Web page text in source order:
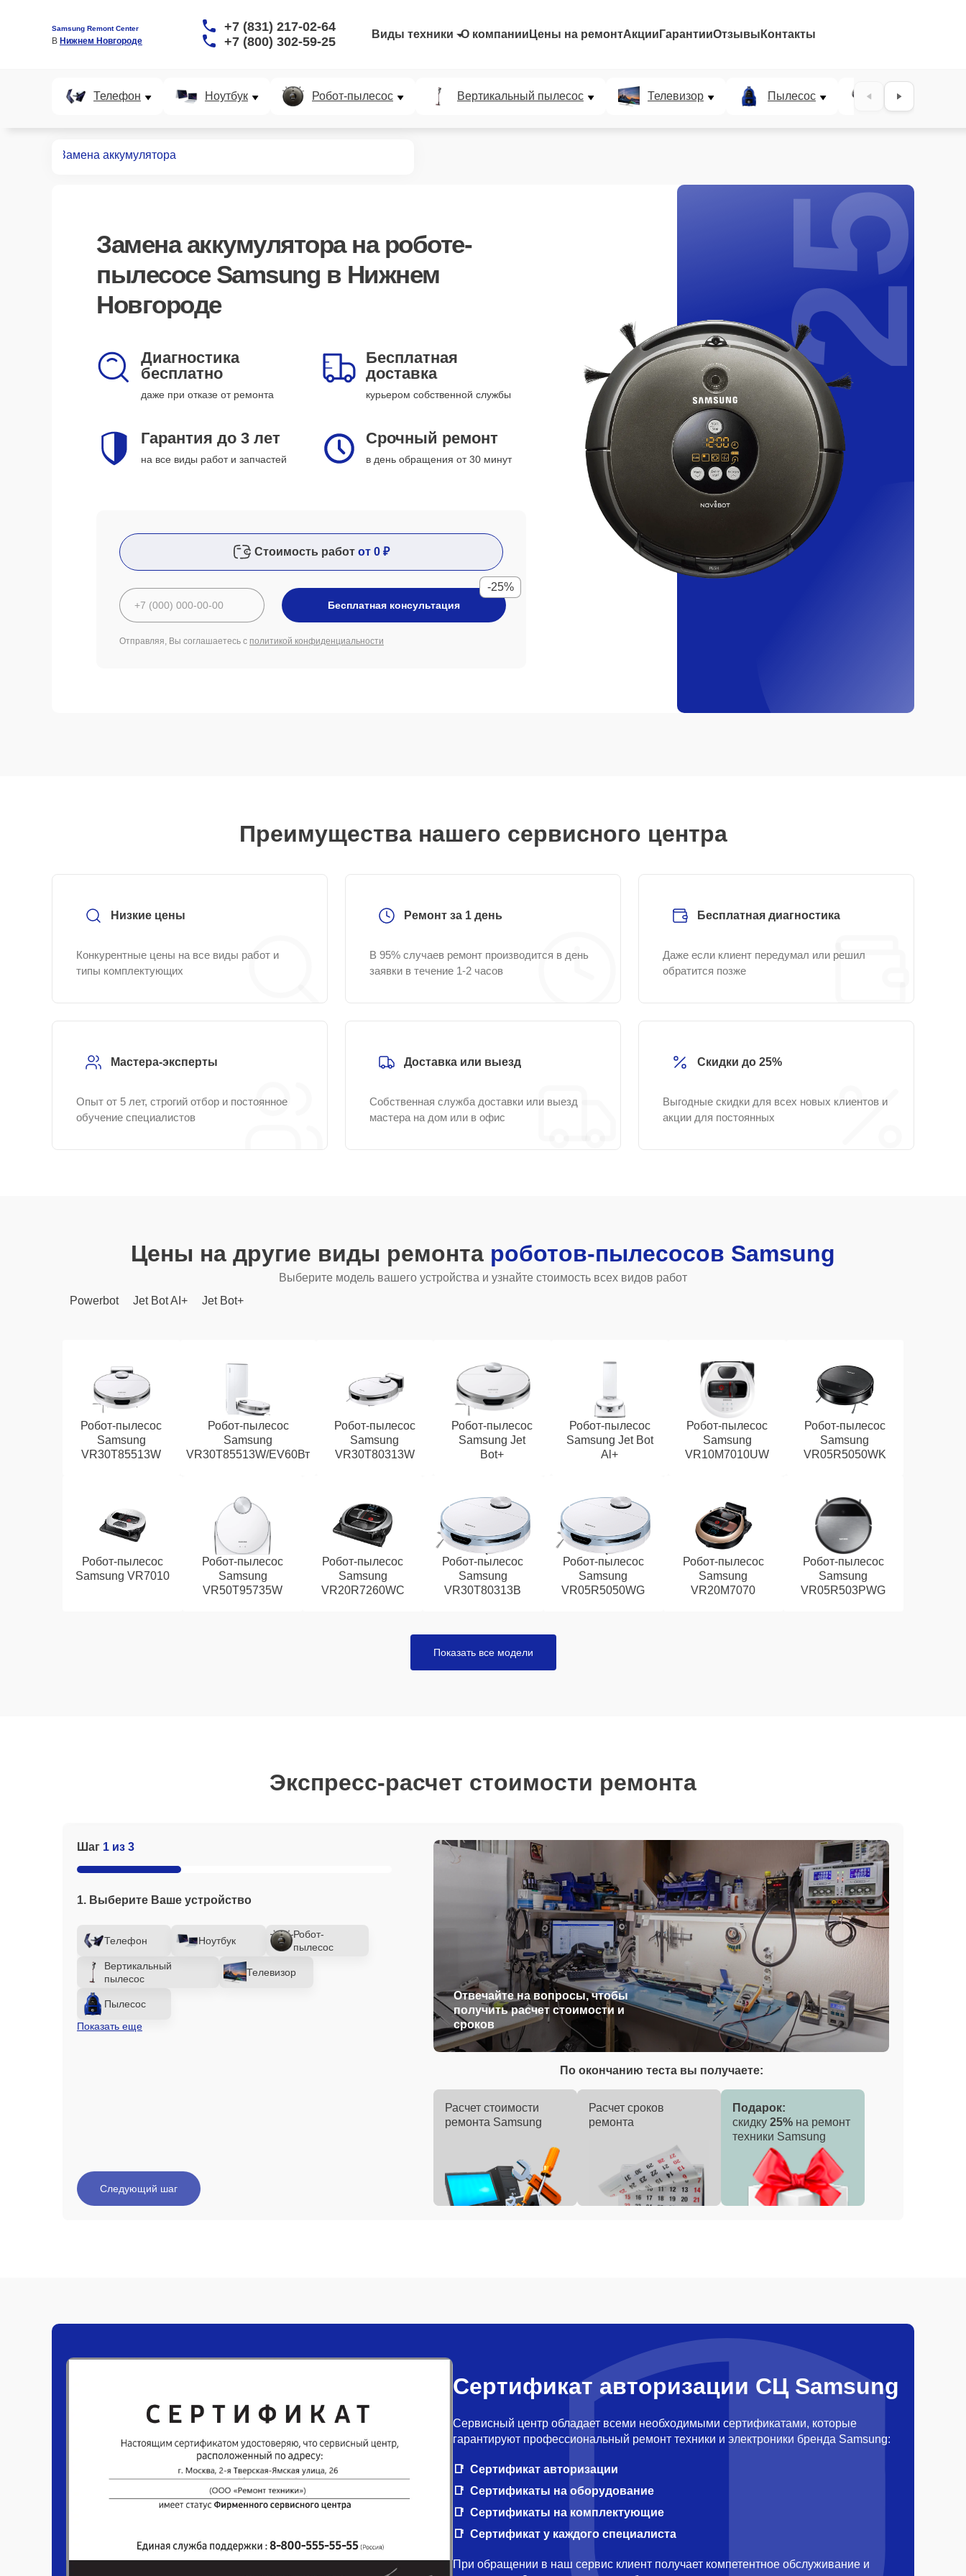
Samsung Remont Center
В Нижнем Новгороде
+7 (831) 217-02-64
+7 (800) 302-59-25
Виды техники О компании Цены на ремонтАкции ГарантииОтзывы Контакты
Телефон Ноутбук Робот-пылесос Вертикальный пылесос Телевизор Пылесос Проектор
Замена аккумулятора
Замена аккумуляторана роботе-
пылесосе Samsung в Нижнем
Новгороде
Диагностика
бесплатно
даже при отказе от ремонта
Бесплатная
доставка
курьером собственной службы
Гарантия до 3 лет
на все виды работ и запчастей
Срочный ремонт
в день обращения от 30 минут
Стоимость работ от 0 ₽
Бесплатная консультация
-25%
Отправляя, Вы соглашаетесь с политикой конфиденциальности
25%
Преимущества нашего сервисного центра
Низкие цены
Конкурентные цены на все виды работ и
типы комплектующих
Ремонт за 1 день
В 95% случаев ремонт производится в день
заявки в течение 1-2 часов
Бесплатная диагностика
Даже если клиент передумал или решил
обратится позже
Мастера-эксперты
Опыт от 5 лет, строгий отбор и постоянное
обучение специалистов
Доставка или выезд
Собственная служба доставки или выезд
мастера на дом или в офис
Скидки до 25%
Выгодные скидки для всех новых клиентов и
акции для постоянных
Цены на другие виды ремонта роботов-пылесосов Samsung
Выберите модель вашего устройства и узнайте стоимость всех видов работ
Powerbot
Jet Bot AI+ Jet Bot+
Робот-пылесос
Samsung
VR30T85513W
Робот-пылесос
Samsung
VR30T85513W/EV60Вт
Робот-пылесос
Samsung
VR30T80313W
Робот-пылесос
Samsung Jet
Bot+
Робот-пылесос
Samsung Jet Bot
Al+
Робот-пылесос
Samsung
VR10M7010UW
Робот-пылесос
Samsung
VR05R5050WK
Робот-пылесос
Samsung VR7010
Робот-пылесос
Samsung
VR50T95735W
Робот-пылесос
Samsung
VR20R7260WC
Робот-пылесос
Samsung
VR30T80313B
Робот-пылесос
Samsung
VR05R5050WG
Робот-пылесос
Samsung
VR20M7070
Робот-пылесос
Samsung
VR05R503PWG
Показать все модели
Экспресс-расчет стоимости ремонта
Шаг 1 из 3
1. Выберите Ваше устройство
Телефон Ноутбук
Робот-
пылесос
Вертикальный
пылесос
Телевизор
Пылесос
Показать еще
Отвечайте на вопросы, чтобы
получить расчет стоимости и
сроков
Следующий шаг
По окончанию теста вы получаете:
Расчет стоимости
ремонта Samsung
Расчет сроков
ремонта
Подарок:
скидку 25% на ремонт
техники Samsung
Сертификат авторизации СЦ Samsung
Сервисный центр обладает всеми необходимыми сертификатами, которые
гарантируют профессиональный ремонт техники и электроники бренда Samsung:
Сертификат авторизации
Сертификаты на оборудование
Сертификаты на комплектующие
Сертификат у каждого специалиста
При обращении в наш сервис клиент получает компетентное обслуживание и